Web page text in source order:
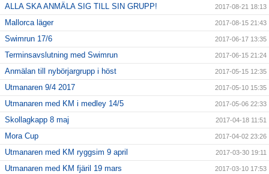
ALLA SKA ANMÄLA SIG TILL SIN GRUPP! 2017-08-21 18:13
Mallorca läger 2017-08-15 21:43
Swimrun 17/6 2017-06-17 13:35
Terminsavslutning med Swimrun 2017-06-15 21:24
Anmälan till nybörjargrupp i höst 2017-05-15 12:35
Utmanaren 9/4 2017 2017-05-10 15:35
Utmanaren med KM i medley 14/5 2017-05-06 22:33
Skollagkapp 8 maj 2017-04-18 11:51
Mora Cup 2017-04-02 23:26
Utmanaren med KM ryggsim 9 april 2017-03-30 19:11
Utmanaren med KM fjäril 19 mars 2017-03-10 17:53